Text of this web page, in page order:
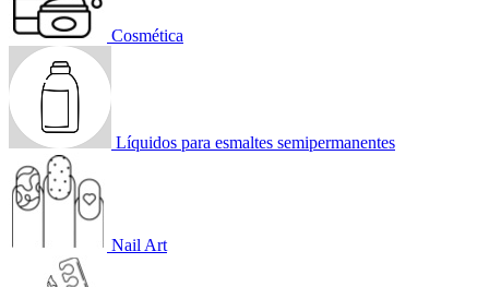
Cosmética
Líquidos para esmaltes semipermanentes
Nail Art